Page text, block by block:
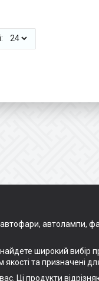
автолампи,
широкий вибір
та призначені
Ці продукти